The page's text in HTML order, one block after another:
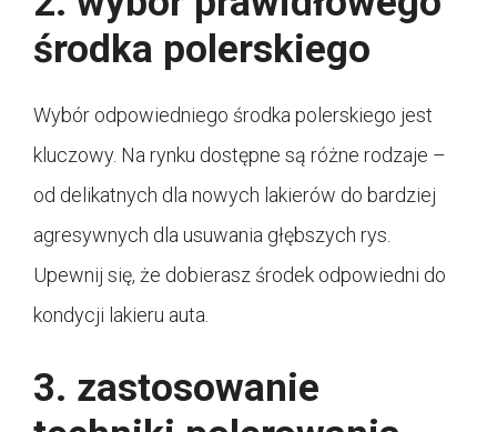
środka polerskiego
Wybór odpowiedniego środka polerskiego jest
kluczowy. Na rynku dostępne są różne rodzaje –
od delikatnych dla nowych lakierów do bardziej
agresywnych dla usuwania głębszych rys.
Upewnij się, że dobierasz środek odpowiedni do
kondycji lakieru auta.
3. zastosowanie